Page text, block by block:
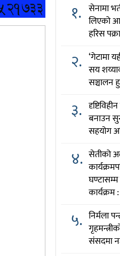
१. सेनामा
लिएको
हरिस
२. ‘गेटामा
सय
सञ्चालन
३. बनाउन
सहयोग
४. सेतीको
कार्यक्रम
५. निर्मला
संसदमा